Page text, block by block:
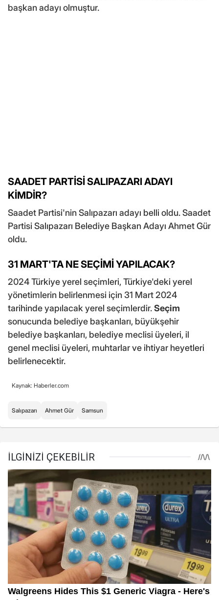
başkan adayı olmuştur.
SAADET PARTİSİ SALIPAZARI ADAYI
KİMDİR?
Saadet Partisi'nin Salıpazarı adayı belli oldu. Saadet
Partisi Salıpazarı Belediye Başkan Adayı Ahmet Gür
oldu.
31 MART'TA NE SEÇİMİ YAPILACAK?
2024 Türkiye yerel seçimleri, Türkiye'deki yerel
yönetimlerin belirlenmesi için 31 Mart 2024
tarihinde yapılacak yerel seçimlerdir.Seçim
sonucunda belediye başkanları, büyükşehir
belediye başkanları, belediye meclisi üyeleri, il
genel meclisi üyeleri, muhtarlar ve ihtiyar heyetleri
belirlenecektir.
Kaynak: Haberler.com
Salıpazarı Ahmet Gür Samsun